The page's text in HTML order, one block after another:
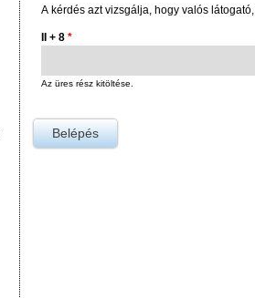
A kérdés azt vizsgálja, hogy valós
II + 8 *
Az üres rész kitöltése.